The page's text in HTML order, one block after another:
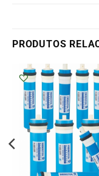
PRODUTOS